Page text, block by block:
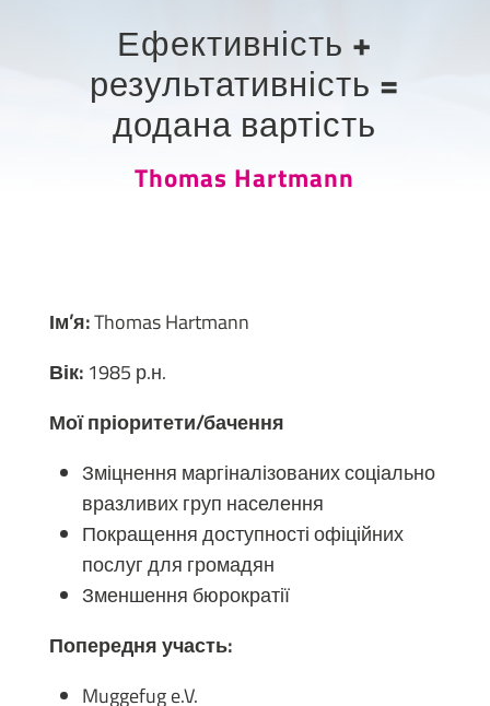
Ефективність +
результативність =
додана вартість
Thomas Hartmann
Ім’я:Thomas Hartmann
Вік:1985 р.н.
Мої пріоритети/бачення
Зміцнення маргіналізованих соціально
вразливих груп населення
Покращення доступності офіційних
послуг для громадян
Зменшення бюрократії
Попередня участь:
Muggefug e.V.